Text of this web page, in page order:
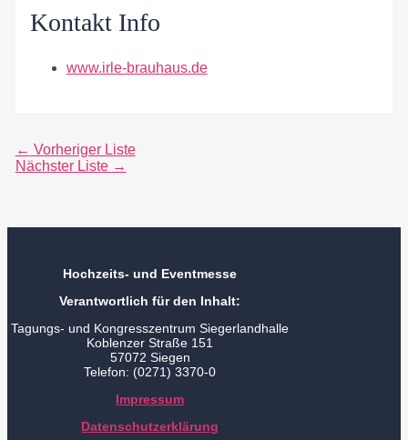
Kontakt Info
www.irle-brauhaus.de
← Vorheriger Liste
Nächster Liste →
Hochzeits- und Eventmesse
Verantwortlich für den Inhalt:
Tagungs- und Kongresszentrum Siegerlandhalle
Koblenzer Straße 151
57072 Siegen
Telefon: (0271) 3370-0
Impressum
Datenschutzerklärung